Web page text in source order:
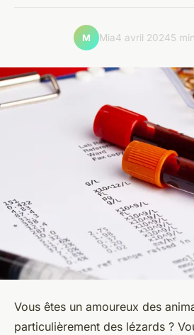
M Mia4 avril 20245
Vous êtes un amoureux des
particulièrement des lézards ?